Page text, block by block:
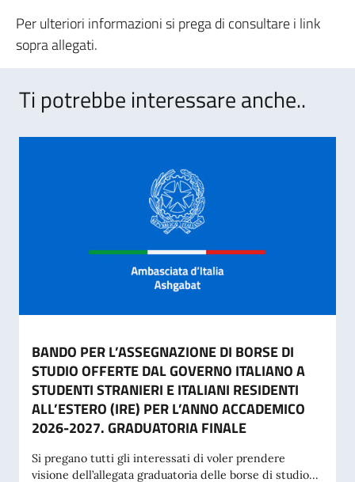
Per ulteriori informazioni si prega di consultare i link
sopra allegati.
Ti potrebbe interessare anche..
BANDO PER L’ASSEGNAZIONE DI BORSE DI
STUDIO OFFERTE DAL GOVERNO ITALIANO A
STUDENTI STRANIERI E ITALIANI RESIDENTI
ALL’ESTERO (IRE) PER L’ANNO ACCADEMICO
2026-2027. GRADUATORIA FINALE
Si pregano tutti gli interessati di voler prendere
visione dell’allegata graduatoria delle borse di studio...